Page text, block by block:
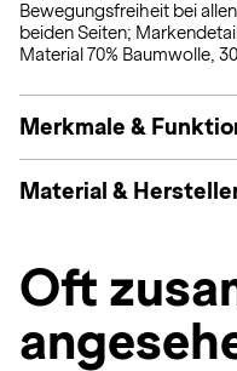
Bewegungsfreiheit bei
beiden Seiten;
Material 70% Baumwolle,
Merkmale &
Material &
Oft